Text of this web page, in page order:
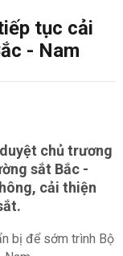
tục cải
- Nam
chủ trương
sắt Bắc -
cải thiện
bị để sớm trình Bộ